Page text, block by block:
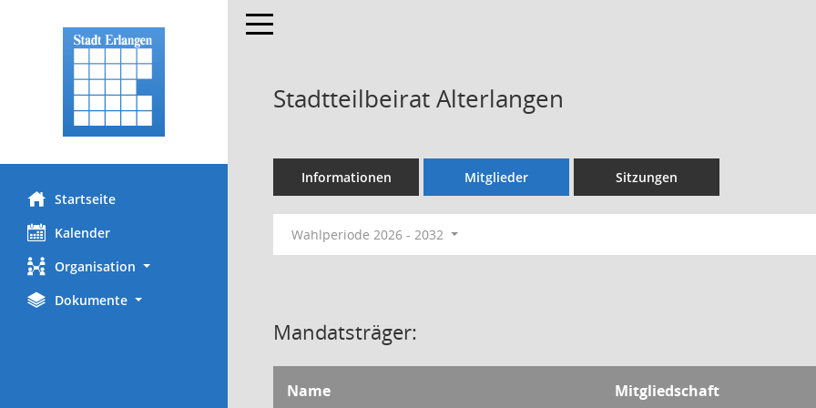
Startseite
Kalender
Organisation
Dokumente
Toggle navigation
Stadtteilbeirat Alterlangen
Informationen Mitglieder Sitzungen
Wahlperiode 2026 - 2032
Mandatsträger:
Name Mitgliedschaft